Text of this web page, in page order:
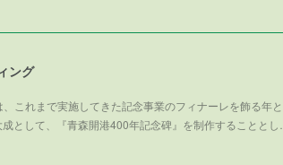
ング
これまで実施してきた記念事業のフィナーレを飾る年
して、『青森開港400年記念碑』を制作することとし…